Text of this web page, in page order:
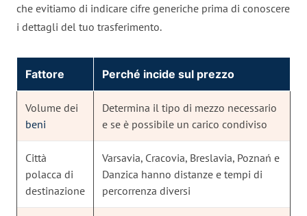
che evitiamo di indicare cifre generiche prima di conoscere
i dettagli del tuo trasferimento.
Fattore Perché incide sul prezzo
Volume dei
beni
Determina il tipo di mezzo necessario
e se è possibile un carico condiviso
Città
polacca di
destinazione
Varsavia, Cracovia, Breslavia, Poznań e
Danzica hanno distanze e tempi di
percorrenza diversi